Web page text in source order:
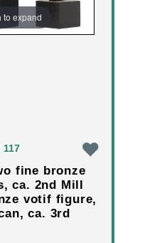
to expand
117
fine bronze
ca. 2nd Mill
votif figure,
ca. 3rd